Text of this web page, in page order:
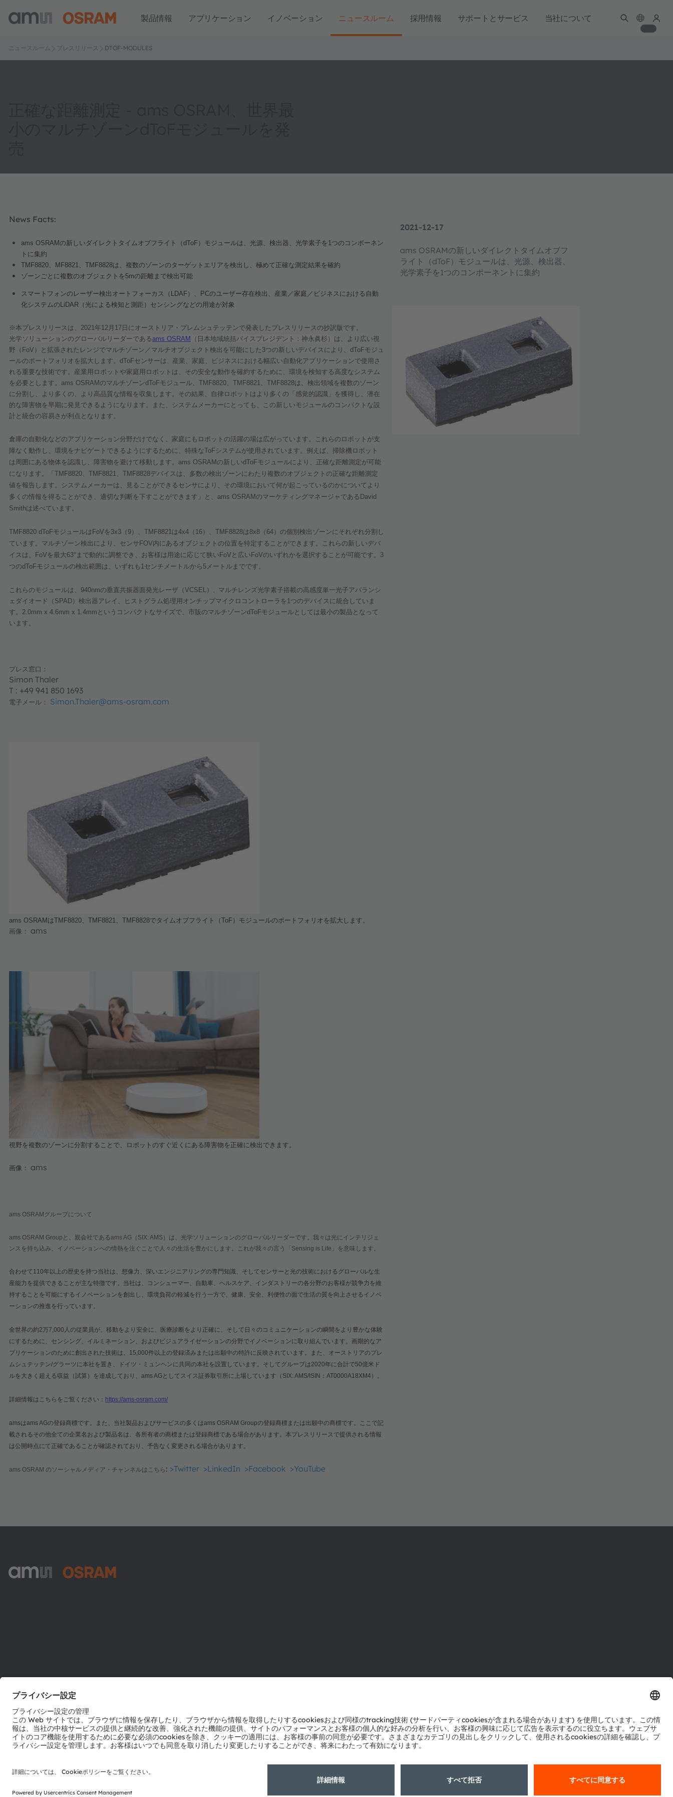
製品情報 アプリケーション イノベーション ニュースルーム 採用情報 サポートとサービス 当社について
ニュースルーム プレスリリース DTOF-MODULES
2021-12-17
ams OSRAMの新しいダイレクトタイムオブフ
ライト（dToF）モジュールは、光源、検出器、
光学素子を1つのコンポーネントに集約
News Facts:
ams OSRAMの新しいダイレクトタイムオブフライト（dToF）モジュールは、光源、検出器、光学素子を1つのコンポーネン
トに集約
TMF8820、 MF8821、 TMF8828は、複数のゾーンのターゲットエリアを検出し、極めて正確な測定結果を確約
ゾーンごとに複数のオブジェクトを5mの距離まで検出可能
スマートフォンのレーザー検出オートフォーカス（ LDAF）、 PCのユーザー存在検出、産業／家庭／ビジネスにおける自動
化システムのLiDAR （光による検知と測距）センシングなどの用途が対象
※本プレスリリースは、 2021年12月 17 日にオーストリア・プレムシュテッテンで発表したプレスリリースの抄訳版です。
光学ソリューションのグローバルリーダーであるams OSRAM （日本地域統括バイスプレジデント：神永眞杉） は、より広い視
野（ FoV）と拡張されたレンジでマルチゾーン／マルチオブジェクト検出を可能にした 3つの新しいデバイスにより、 dToFモジュ
ールのポートフォリオを拡大します。 dToFセンサーは
産業、家庭、ビジネスにおける幅広い自動化アプリケーションで使用さ
れる重要な技術です。産業用ロボットや家庭用ロボットは、その安全な動作を確約するために、環境を検知する高度なシステム
を必要とします。 ams OSRAMのマルチゾーンdToFモジュール、 TMF8820、 TMF8821、 TMF8828は、検出領域を複数のゾーン
に分割し、より多くの、より高品質な情報を収集します。その結果、自律ロボットはより多くの「感覚的認識」を獲得し、潜在
的な障害物を早期に発見できるようになります。また、システムメーカーにとっても、この新しいモジュールのコンパクトな設
計と統合の容易さが利点となります。
倉庫の自動化などのアプリケーション分野だけでなく、家庭にもロボットの活躍の場は広がっています。これらのロボットが支
障なく動作し、環境をナビゲートできるようにするために、特殊なToFシステムが使用されています。例えば、掃除機ロボット
は周囲にある物体を認識し、障害物を避けて移動します。 ams OSRAMの新しいdToFモジュールにより、正確な距離測定が可能
になります。「 TMF8820、 TMF8821、 TMF8828デバイスは、多数の検出ゾーンにわたり複数のオブジェクトの正確な距離測定
値を報告します。システムメーカーは、見ることができるセンサにより、その環境において何が起こっているのかについてより
多くの情報を得ることができ、適切な判断を下すことができます」と、 ams OSRAMのマーケティングマネージャである David
Smithは述べています。
TMF8820 dToFモジュールは FoVを3x3 （ 9）、 TMF8821は4x4 （ 16）、 TMF8828は8x8 （ 64）の個別検出ゾーンにそれぞれ分割し
ています。マルチゾーン検出により、センサ FOV内にあるオブジェクトの位置を特定することができます。これらの新しいデバ
イスは、
FoVを最大63° まで動的に調整でき、お客様は用途に応じて狭い FoVと広い FoVのいずれかを選択することが可能です。 3
つのdToFモジュールの検出範囲は、いずれも 1センチメートルから 5メートルまでです。
これらのモジュールは、 940nmの垂直共振器面発光レーザ（VCSEL）
マルチレンズ光学素子搭載の高感度単一光子アバランシ
ェダイオード（ SPAD）検出器アレイ、ヒストグラム処理用オンチップマイクロコントローラを1つのデバイスに統合していま
す。 2.0mm x 4.6mm x 1.4mm というコンパクトなサイズで、市販のマルチゾーンdToFモジュールとしては最小の製品となって
います。
プレス窓口：
Simon Thaler
T : +49 941 850 1693
電子メール： Simon.Thaler@ams-osram.com
ams OSRAM はTMF8820、 TMF8821、 TMF8828でタイムオブフライト（ToF）モジュールのポートフォリオを拡大します。
画像：
ams
視野を複数のゾーンに分割することで、ロボットのすぐ近くにある障害物を正確に検出できます。
画像： ams
ams OSRAM グループについて
ams OSRAM Group と、親会社であるams AG （ SIX: AMS）は、光学ソリューションのグローバルリーダーです。我々は光にインテリジェ
ンスを持ち込み、イノベーションへの情熱を注ぐことで人々の生活を豊かにします。これが我々の言う「 Sensing is Life 」を意味します。
合わせて 110年以上の歴史を持つ当社は、想像力、深いエンジニアリングの専門知識、そしてセンサーと光の技術におけるグローバルな生
産能力を提供できることが主な特徴です。当社は、コンシューマー、自動車、ヘルスケア、インダストリーの各分野のお客様が競争力を維
持することを可能にするイノベーションを創出し、環境負荷の軽減を行う一方で、健康、安全、利便性の面で生活の質を向上させるイノベ
ーションの推進を行っています。
全世界の約2万7,000 人の従業員が、移動をより安全に、医療診断をより正確に、そして日々のコミュニケーションの瞬間をより豊かな体験
にするために、センシング、イルミネーション、およびビジュアライゼーションの分野でイノベーションに取り組んでいます。画期的なア
プリケーションのために創出された技術は、 15,000件以上の登録済みまたは出願中の特許に反映されています。また、オーストリアのプレ
ムシュテッテン/グラーツに本社を置き、ドイツ・ミュンヘンに共同の本社を設置しています。そしてグループは2020年に合計で50億米ド
ルを大きく超える収益（試算）を達成しており、 ams AGとしてスイス証券取引所に上場しています（ SIX: AMS/ISIN ： AT0000A18XM4 ）。
詳細情報はこちらをご覧ください： https://ams-osram.com/
amsはams AGの登録商標です。また、当社製品およびサービスの多くはams OSRAM Groupの登録商標または出願中の商標です。ここで記
載されるその他全ての企業名および製品名は、各所有者の商標または登録商標である場合があります。本プレスリリースで提供される情報
は公開時点にて正確であることが確認されており、予告なく変更される場合があります。
ams OSRAM のソーシャルメディア・チャンネルはこちら : >Twitter >LinkedIn >Facebook >YouTube
採用情報
テクニカルサポート
粤ICP备10066670号